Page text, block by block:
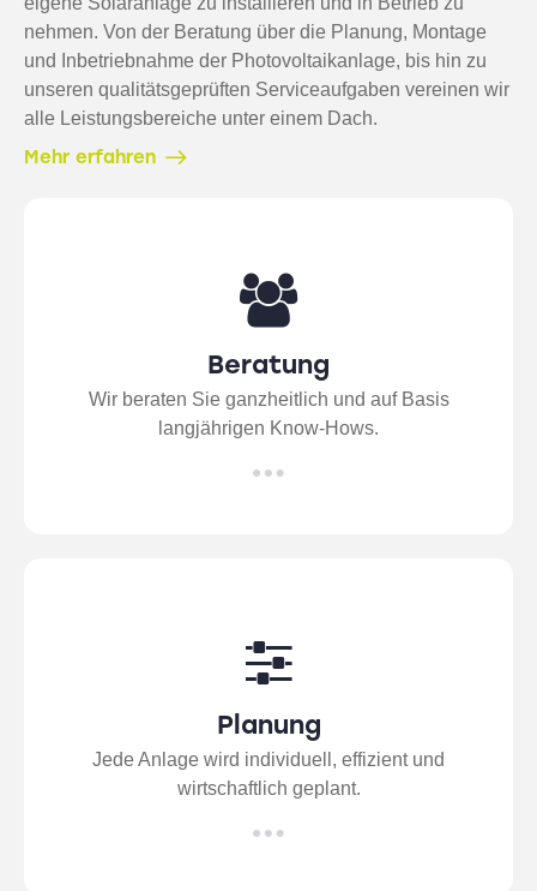
nehmen. Von der Beratung über die Planung, Montage
und Inbetriebnahme der Photovoltaikanlage, bis hin zu
unseren qualitätsgeprüften Serviceaufgaben vereinen wir
alle Leistungsbereiche unter einem Dach.
Mehr erfahren
Beratung
Wir beraten Sie ganzheitlich und auf Basis
langjährigen Know-Hows.
Planung
Jede Anlage wird individuell, effizient und
wirtschaftlich geplant.